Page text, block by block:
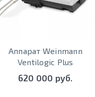
Аппарат Weinmann
Ventilogic Plus
620 000 руб.